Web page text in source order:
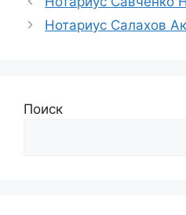
Нотариус Салахов
Поиск